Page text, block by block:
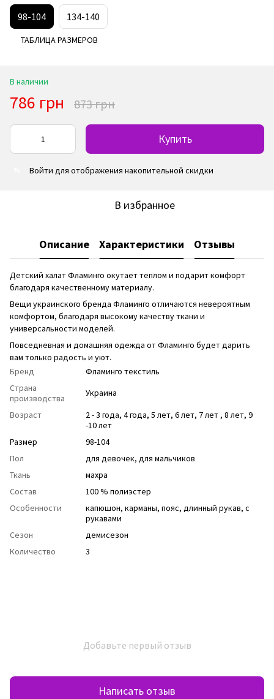
98-104 134-140
ТАБЛИЦА РАЗМЕРОВ
В наличии
786 грн 873 грн
Купить
Войти для отображения накопительной скидки
В избранное
Описание Характеристики Отзывы
Детский халат Фламинго окутает теплом и подарит комфорт
благодаря качественному материалу.
Вещи украинского бренда Фламинго отличаются невероятным
комфортом, благодаря высокому качеству ткани и
универсальности моделей.
Повседневная и домашняя одежда от Фламинго будет дарить
вам только радость и уют.
Бренд
Фламинго текстиль
Страна
производства
Украина
Возраст
2 - 3 года, 4 года, 5 лет, 6 лет, 7 лет , 8 лет, 9
-10 лет
Размер
98-104
Пол
для девочек, для мальчиков
Ткань
махра
Состав
100 % полиэстер
Особенности
капюшон, карманы, пояс, длинный рукав, с
рукавами
Сезон
демисезон
Количество
3
Добавьте первый отзыв
Написать отзыв